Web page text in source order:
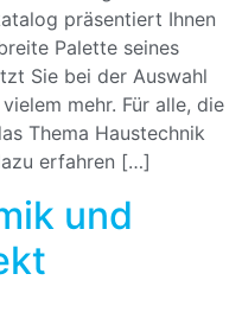
präsentiert Ihnen
Palette seines
Sie bei der Auswahl
mehr. Für alle, die
Thema Haustechnik
erfahren […]
und